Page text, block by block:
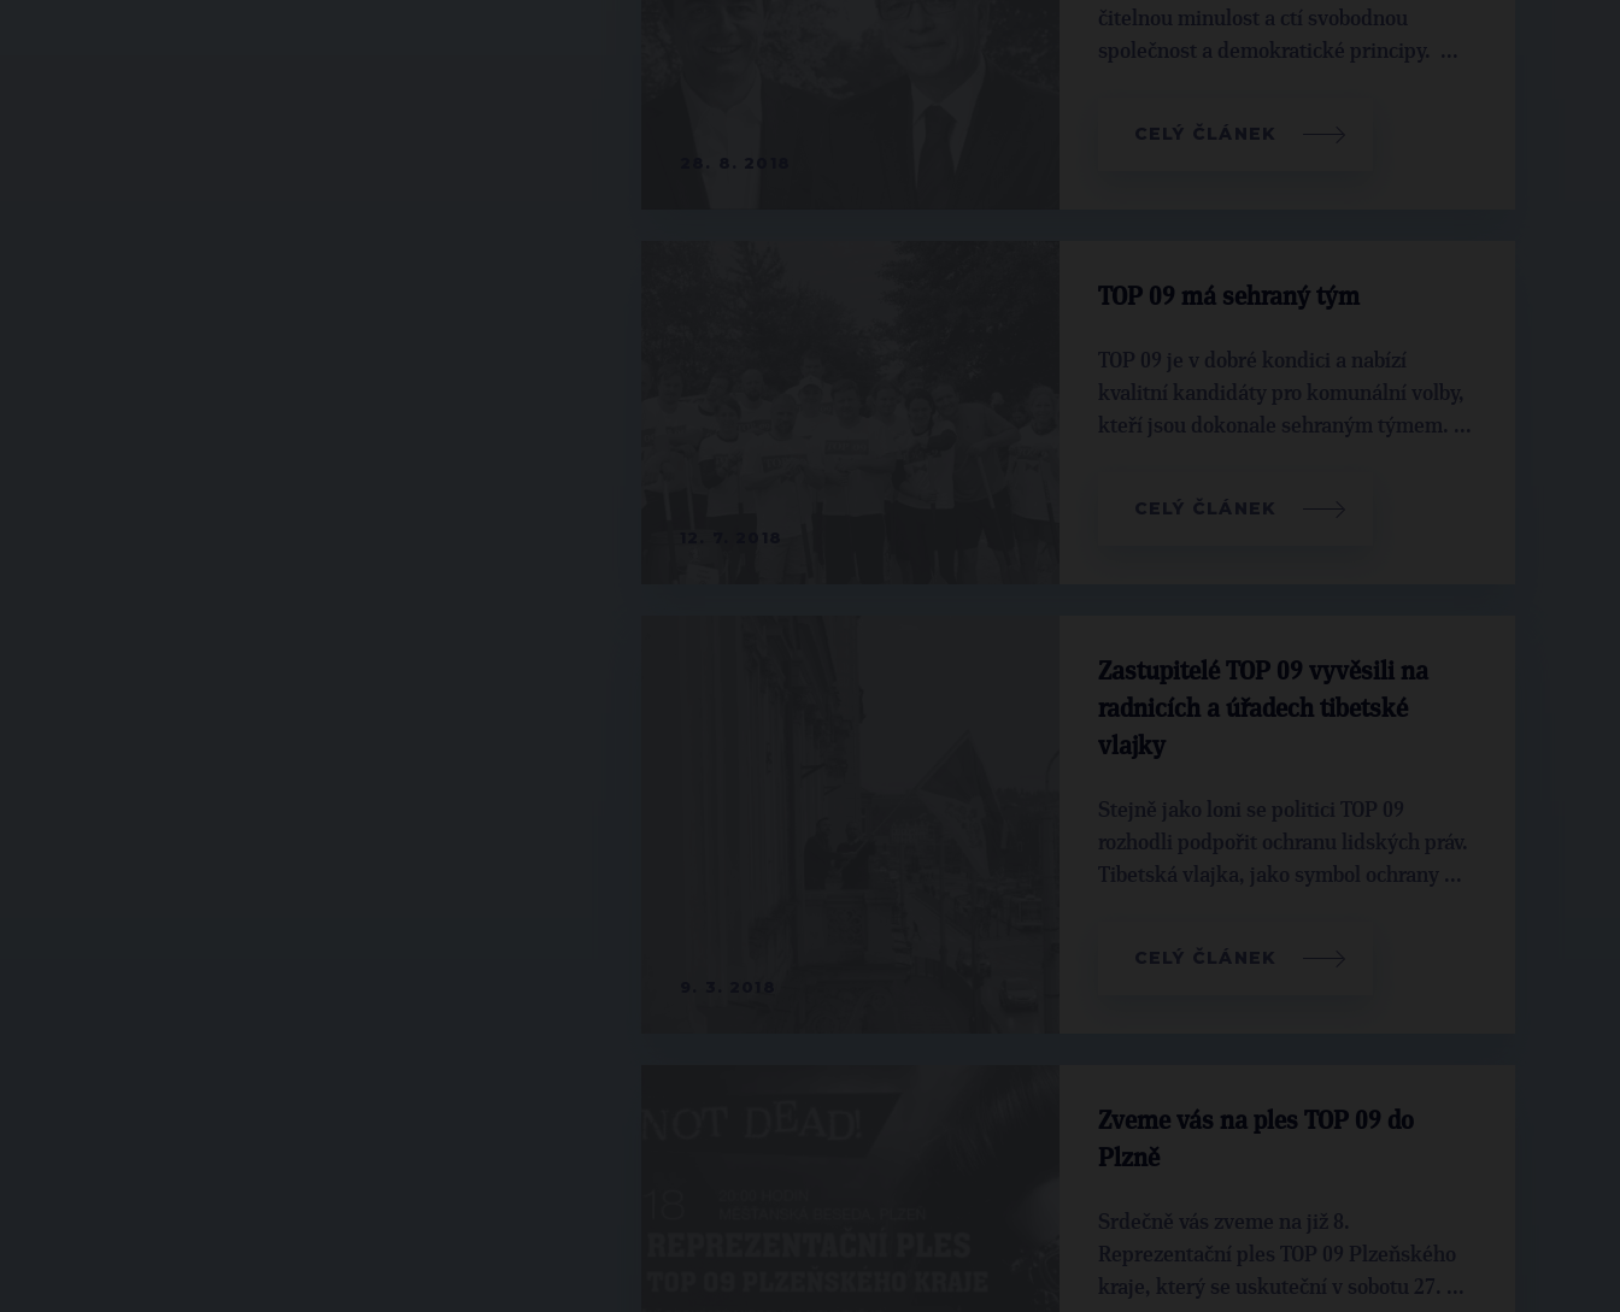
čitelnou minulost a ctí svobodnou
společnost a demokratické principy. ...
CELÝ ČLÁNEK
TOP 09 má sehraný tým
TOP 09 je v dobré kondici a nabízí
kvalitní kandidáty pro komunální volby,
kteří jsou dokonale sehraným týmem. ...
CELÝ ČLÁNEK
Zastupitelé TOP 09 vyvěsili na
radnicích a úřadech tibetské
vlajky
Stejně jako loni se politici TOP 09
rozhodli podpořit ochranu lidských práv.
Tibetská vlajka, jako symbol ochrany ...
CELÝ ČLÁNEK
Zveme vás na ples TOP 09 do
Plzně
Srdečně vás zveme na již 8.
Reprezentační ples TOP 09 Plzeňského
kraje, který se uskuteční v sobotu 27. ...